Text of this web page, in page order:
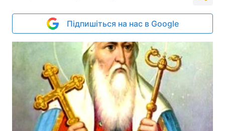
Підпишіться на нас в Google